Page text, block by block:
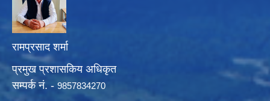
रामप्रसाद शर्मा
प्रमुख प्रशासकिय अधिकृत
सम्पर्क नं. - 9857834270